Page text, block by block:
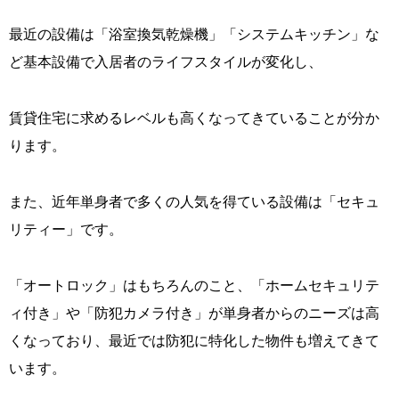
最近の設備は「浴室換気乾燥機」「システムキッチン」な
ど基本設備で入居者のライフスタイルが変化し、
賃貸住宅に求めるレベルも高くなってきていることが分か
ります。
また、近年単身者で多くの人気を得ている設備は「セキュ
リティー」です。
「オートロック」はもちろんのこと、「ホームセキュリテ
ィ付き」や「防犯カメラ付き」が単身者からのニーズは高
くなっており、最近では防犯に特化した物件も増えてきて
います。